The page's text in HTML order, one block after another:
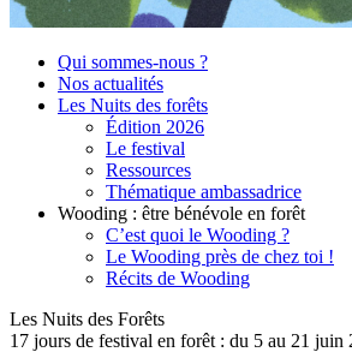
Qui sommes-nous ?
Nos actualités
Les Nuits des forêts
Édition 2026
Le festival
Ressources
Thématique ambassadrice
Wooding : être bénévole en forêt
C’est quoi le Wooding ?
Le Wooding près de chez toi !
Récits de Wooding
Les Nuits des Forêts
17 jours de festival en forêt : du 5 au 21 juin